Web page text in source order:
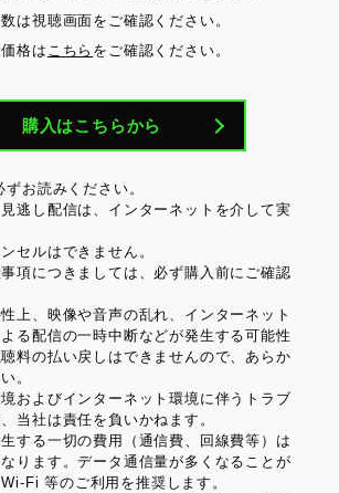
は視聴画面をご確認ください。
格は こちら をご確認ください。
購入はこちらから
お読みください。
見逃し配信は、インターネットを介して実
セルはできません。
事項につきましては、必ず購入前にご確認
上、映像や音声の乱れ、インターネット
る配信の一時中断などが発生する可能性
料の払い戻しはできませんので、あらか
。
境およびインターネット環境に伴うトラブ
当社は責任を負いかねます。
する一切の費用（通信費、回線費等）は
ります。データ通信量が多くなることが
Fi 等のご利用を推奨します。